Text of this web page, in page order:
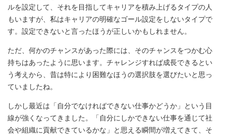
ルを設定して、それを目指してキャリアを積み上げるタイプの人
もいますが、私はキャリアの明確なゴール設定をしないタイプで
す。設定できないと言ったほうが正しいかもしれません。
ただ、何かのチャンスがあった際には、そのチャンスをつかむ心
持ちはあったように思います。チャレンジすれば成長できるとい
う考えから、昔は特により困難なほうの選択肢を選びたいと思っ
ていましたね。
しかし最近は「自分でなければできない仕事かどうか」という目
線が強くなってきました。「自分にしかできない仕事を通じて社
会や組織に貢献できているかな」と思える瞬間が増えてきて、そ